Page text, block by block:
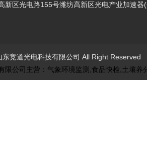
新区光电路155号潍坊高新区光电产业加速器
东竞道光电科技有限公司 All Right
限公司主营：气象环境监测,食品快检,土壤养